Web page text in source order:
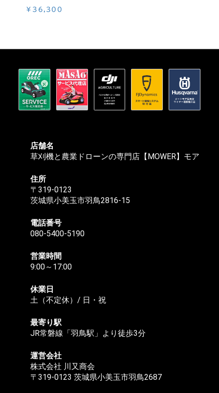
￥36,300
店舗名
草刈機と農業ドローンの専門店【MOWER】モア
住所
〒319-0123
茨城県小美玉市羽鳥2816-15
電話番号
080-5400-5190
営業時間
9:00～17:00
休業日
土（不定休）/ 日・祝
最寄り駅
JR常磐線「羽鳥駅」より徒歩3分
運営会社
株式会社 川又商会
〒319-0123 茨城県小美玉市羽鳥2687